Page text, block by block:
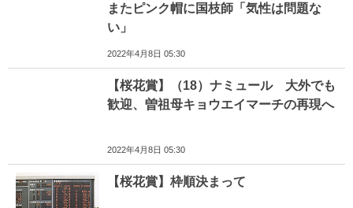
またピンク帽に国枝師「気性は問題な
い」
2022年4月8日 05:30
【桜花賞】（18）ナミュール 大外でも
歓迎、曽祖母キョウエイマーチの再現へ
2022年4月8日 05:30
【桜花賞】枠順決まって